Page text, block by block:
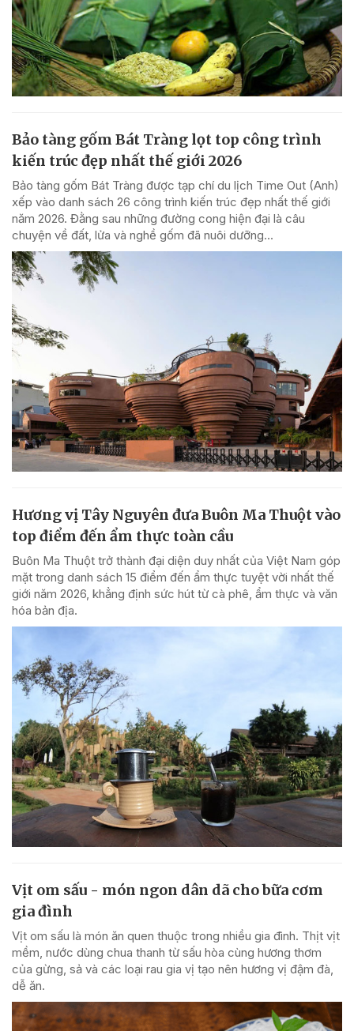
Bảo tàng gốm Bát Tràng lọt top công trình
kiến trúc đẹp nhất thế giới 2026
Bảo tàng gốm Bát Tràng được tạp chí du lịch Time Out (Anh)
xếp vào danh sách 26 công trình kiến trúc đẹp nhất thế giới
năm 2026. Đằng sau những đường cong hiện đại là câu
chuyện về đất, lửa và nghề gốm đã nuôi dưỡng...
Hương vị Tây Nguyên đưa Buôn Ma Thuột vào
top điểm đến ẩm thực toàn cầu
Buôn Ma Thuột trở thành đại diện duy nhất của Việt Nam góp
mặt trong danh sách 15 điểm đến ẩm thực tuyệt vời nhất thế
giới năm 2026, khẳng định sức hút từ cà phê, ẩm thực và văn
hóa bản địa.
Vịt om sấu - món ngon dân dã cho bữa cơm
gia đình
Vịt om sấu là món ăn quen thuộc trong nhiều gia đình. Thịt vịt
mềm, nước dùng chua thanh từ sấu hòa cùng hương thơm
của gừng, sả và các loại rau gia vị tạo nên hương vị đậm đà,
dễ ăn.